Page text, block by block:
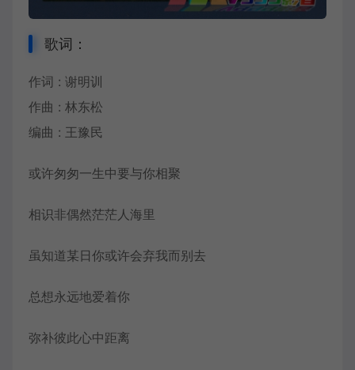
歌词：
作词 : 谢明训
作曲 : 林东松
编曲 : 王豫民
或许匆匆一生中要与你相聚
相识非偶然茫茫人海里
虽知道某日你或许会弃我而别去
总想永远地爱着你
弥补彼此心中距离